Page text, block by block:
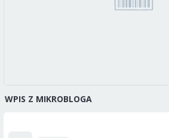
WPIS Z MIKROBLOGA